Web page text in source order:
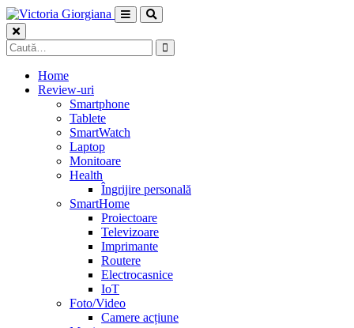
Skip
to
content
Caută
după:
Home
Review-uri
Smartphone
Tablete
SmartWatch
Laptop
Monitoare
Health
Îngrijire personală
SmartHome
Proiectoare
Televizoare
Imprimante
Routere
Electrocasnice
IoT
Foto/Video
Camere acțiune